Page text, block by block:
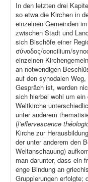
In den letzten drei
so etwa die Kirchen in
einzelnen Gemeinden
zwischen Stadt und
sich Bischöfe einer
σύνοδος/concilium/
einzelnen
an notwendigen
auf den synodalen
Gespräch ist, werden
sich hierbei wohl um
Weltkirche
unter anderem
(l’effervescence
Kirche zur
der unter anderem den
Weltanschauung)
man darunter, dass ein
enge Bindung an
Gruppierungen erfolgte;